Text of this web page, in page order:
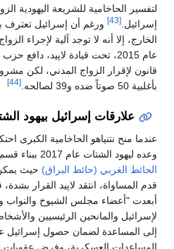
لتفسير الحاخامية للشريعة اليهودية
إسرائيل. [43]
ورغم أن إسرائيل تعترف
الخارج، إلا أنه لا توجد آلية لإجراء
عام 2015، تحت قيادة لاپيد،
قانون لإقرار الزواج المدني، لكن
بأغلبية 50 صوتاً ضده و39 لصالحه.
[44]
علارقات إسرائيل بيهود
عندما منح نتنياهو الحاخامية الكبرى
وعده ليهود الشتات عام 2017 ببناء قسم معترف به من قبل الدولة في
الحائط الغربي (حائط البراق) حيث
قدم المساواة، انتقد لاپيد القرار بشدة،
أبعدت "أعضاء مجلس الشيوخ والنواب
لإسرائيل والمانحين الرئيسيين
إلى المساعدة لضمان حصول إسرائيل
المساعدات العسكرية، وفرض عقوبات